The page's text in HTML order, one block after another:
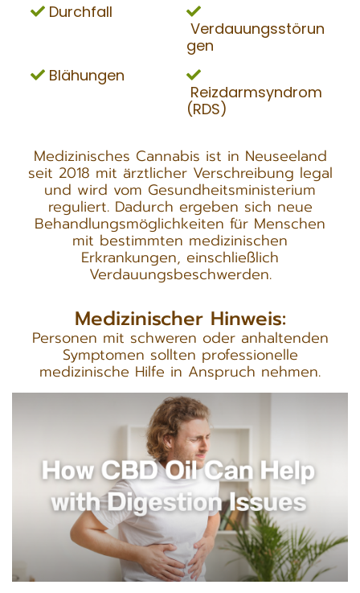
Durchfall
Verdauungsstörun
gen
Blähungen
Reizdarmsyndrom
(RDS)
Medizinisches Cannabis ist in Neuseeland
seit 2018 mit ärztlicher Verschreibung legal
und wird vom Gesundheitsministerium
reguliert. Dadurch ergeben sich neue
Behandlungsmöglichkeiten für Menschen
mit bestimmten medizinischen
Erkrankungen, einschließlich
Verdauungsbeschwerden.
Medizinischer Hinweis:
Personen mit schweren oder anhaltenden
Symptomen sollten professionelle
medizinische Hilfe in Anspruch nehmen.